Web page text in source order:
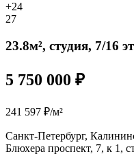
+24
27
23.8м², студия, 7/16
5 750 000 ₽
241 597 ₽/м²
Санкт-Петербург,
Блюхера проспект, 7, к 1,